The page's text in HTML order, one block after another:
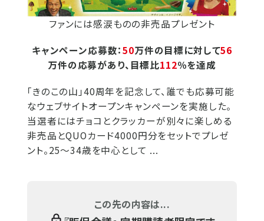
ファンには感涙ものの非売品プレゼント
キャンペーン応募数：50万件の目標に対して56
万件の応募があり、目標比112％を達成
「きのこの山」40周年を記念して、誰でも応募可能
なウェブサイトオープンキャンペーンを実施した。
当選者にはチョコとクラッカーが別々に楽しめる
非売品とQUOカード4000円分をセットでプレゼ
ント。25～34歳を中心として ...
この先の内容は...